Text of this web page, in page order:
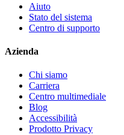
Aiuto
Stato del sistema
Centro di supporto
Azienda
Chi siamo
Carriera
Centro multimediale
Blog
Accessibilità
Prodotto Privacy